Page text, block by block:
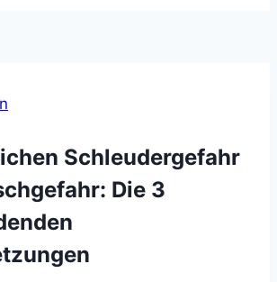
Schleudergefahr
Die 3